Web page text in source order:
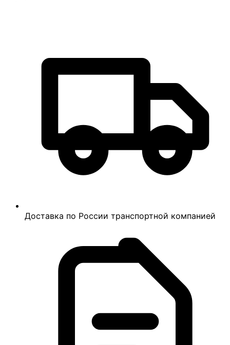
Доставка по России транспортной компанией